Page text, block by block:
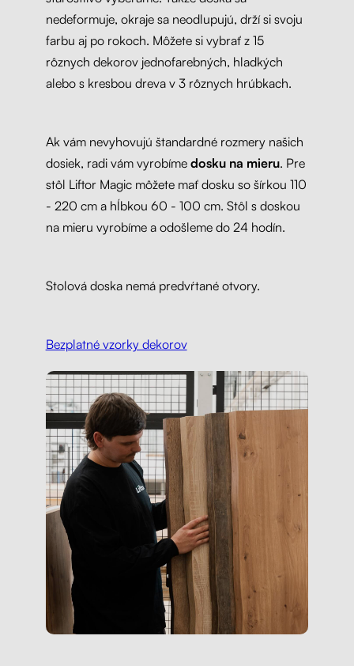
nedeformuje, okraje sa neodlupujú, drží si svoju
farbu aj po rokoch. Môžete si vybrať z 15
rôznych dekorov jednofarebných, hladkých
alebo s kresbou dreva v 3 rôznych hrúbkach.
Ak vám nevyhovujú štandardné rozmery našich
dosiek, radi vám vyrobíme dosku na mieru. Pre
stôl Liftor Magic môžete mať dosku so šírkou 110
- 220 cm a hĺbkou 60 - 100 cm. Stôl s doskou
na mieru vyrobíme a odošleme do 24 hodín.
Stolová doska nemá predvŕtané otvory.
Bezplatné vzorky dekorov